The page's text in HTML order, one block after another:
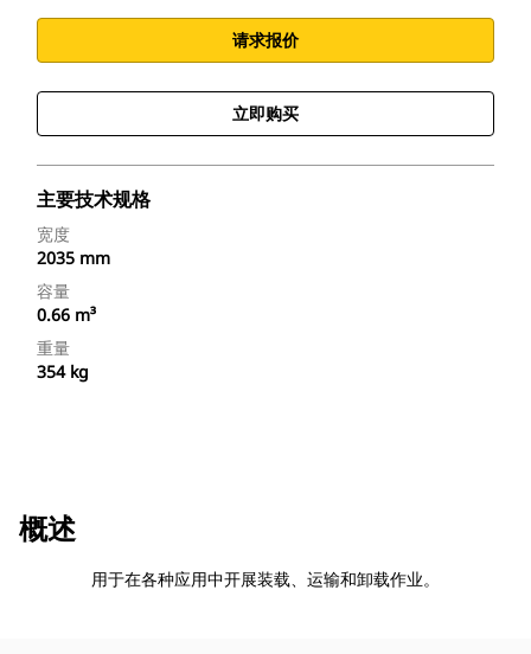
请求报价
立即购买
主要技术规格
宽度
2035 mm
容量
0.66 m³
重量
354 kg
概述
用于在各种应用中开展装载、运输和卸载作业。